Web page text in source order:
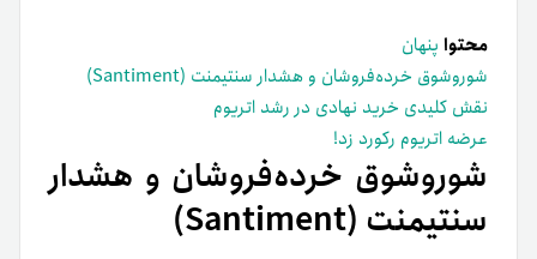
محتوا پنهان
شوروشوق خرده‌فروشان و هشدار سنتیمنت (Santiment)
نقش کلیدی خرید نهادی در رشد اتریوم
عرضه اتریوم رکورد زد!
شوروشوق خرده‌فروشان و هشدار
سنتیمنت (Santiment)